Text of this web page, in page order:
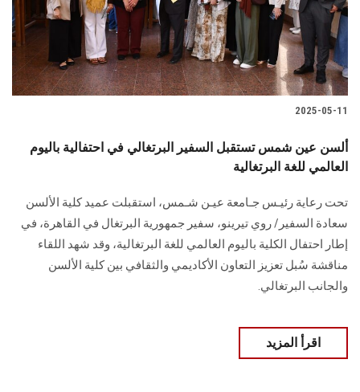
2025-05-11
ألسن عين شمس تستقبل السفير البرتغالي في احتفالية باليوم
العالمي للغة البرتغالية
تحت رعاية رئيـس جـامعة عيـن شـمس، استقبلت عميد كلية الألسن
سعادة السفير/ روي تيرينو، سفير جمهورية البرتغال في القاهرة، في
إطار احتفال الكلية باليوم العالمي للغة البرتغالية، وقد شهد اللقاء
مناقشة سُبل تعزيز التعاون الأكاديمي والثقافي بين كلية الألسن
والجانب البرتغالي.
اقرأ المزيد